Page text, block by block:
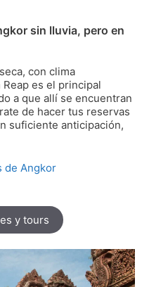
sin lluvia, pero en
con clima
es el principal
a que allí se encuentran
de hacer tus reservas
suficiente anticipación,
de Angkor
y tours